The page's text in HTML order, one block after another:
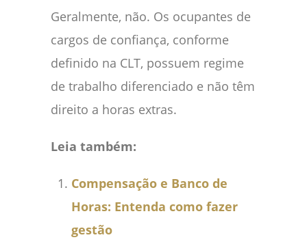
Geralmente, não. Os ocupantes de
cargos de confiança, conforme
definido na CLT, possuem regime
de trabalho diferenciado e não têm
direito a horas extras.
Leia também:
Compensação e Banco de
Horas: Entenda como fazer
gestão